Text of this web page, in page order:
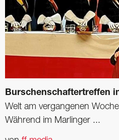
Burschenschaftertreffen
Welt am vergangenen
Während im Marlinger ...